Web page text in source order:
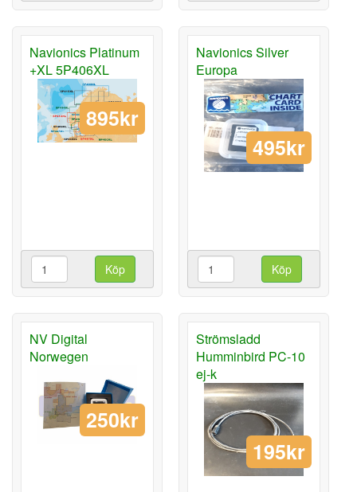
Navionics Platinum
+XL 5P406XL
895kr
Köp
Navionics Silver
Europa
495kr
Köp
NV Digital
Norwegen
250kr
Strömsladd
Humminbird PC-10
ej-k
195kr